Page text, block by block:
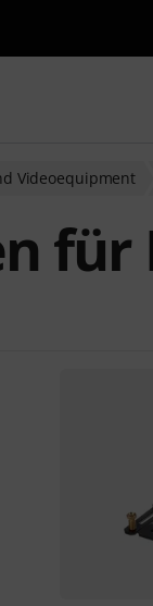
Videoequipment